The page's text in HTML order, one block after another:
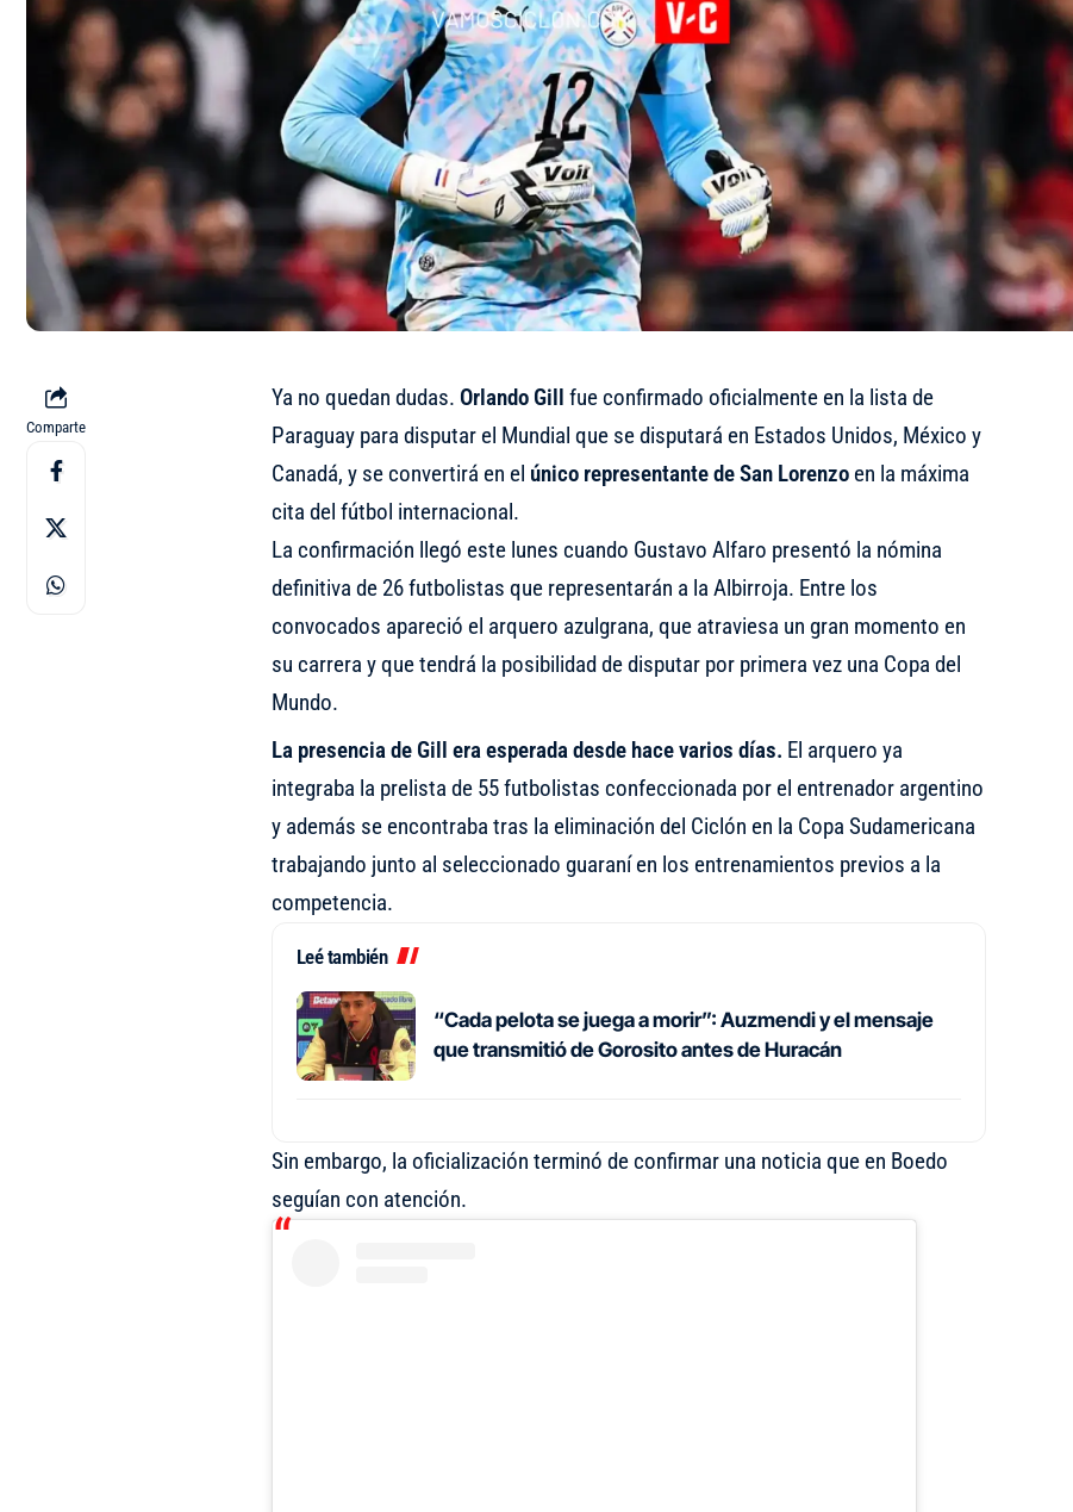
Comparte
Ya no quedan dudas. Orlando Gill fue confirmado oficialmente en la lista de
Paraguay para disputar el Mundial que se disputará en Estados Unidos, México y
Canadá, y se convertirá en el único representante de San Lorenzoen la máxima
cita del fútbol internacional.
La confirmación llegó este lunes cuando Gustavo Alfaro presentó la nómina
definitiva de 26 futbolistas que representarán a la Albirroja. Entre los
convocados apareció el arquero azulgrana, que atraviesa un gran momento en
su carrera y que tendrá la posibilidad de disputar por primera vez una Copa del
Mundo.
La presencia de Gill era esperada desde hace varios días. El arquero ya
integraba la prelista de 55 futbolistas confeccionada por el entrenador argentino
y además se encontraba tras la eliminación del Ciclón en la Copa Sudamericana
trabajando junto al seleccionado guaraní en los entrenamientos previos a la
competencia.
Leé también
“Cada pelota se juega a morir”: Auzmendi y el mensaje
que transmitió de Gorosito antes de Huracán
Sin embargo, la oficialización terminó de confirmar una noticia que en Boedo
seguían con atención.